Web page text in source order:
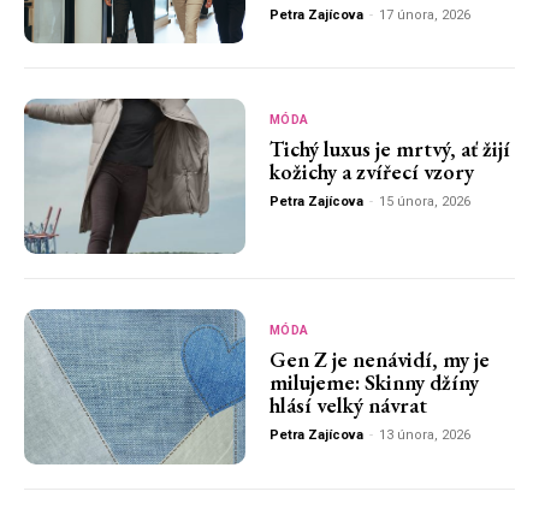
Petra Zajícova - 17 února, 2026
MÓDA
Tichý luxus je mrtvý, ať žijí
kožichy a zvířecí vzory
Petra Zajícova - 15 února, 2026
MÓDA
Gen Z je nenávidí, my je
milujeme: Skinny džíny
hlásí velký návrat
Petra Zajícova - 13 února, 2026